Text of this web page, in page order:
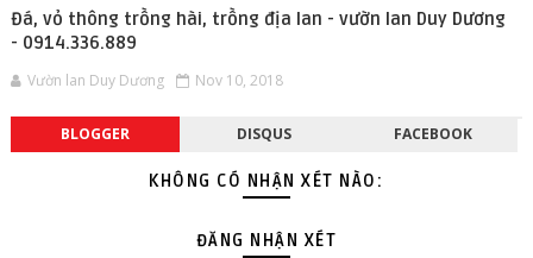
Đá, vỏ thông trồng hài, trồng địa lan - vườn lan Duy Dương
- 0914.336.889
Vườn lan Duy Dương Nov 10, 2018
BLOGGER DISQUS FACEBOOK
KHÔNG CÓ NHẬN XÉT NÀO:
ĐĂNG NHẬN XÉT